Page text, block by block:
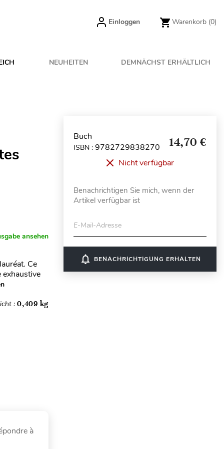
Einloggen Warenkorb (0)
NEUHEITEN DEMNÄCHST ERHÄLTLICH
ansehen
Ce
exhaustive
:0,409 kg
à
Buch
ISBN : 9782729838270 14,70 €
Nicht verfügbar
Benachrichtigen Sie mich, wenn der
Artikel verfügbar ist
E-Mail-Adresse
notifications_none BENACHRICHTIGUNG ERHALTEN